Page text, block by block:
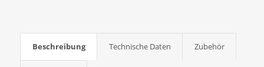
Beschreibung Technische Daten Zubehör